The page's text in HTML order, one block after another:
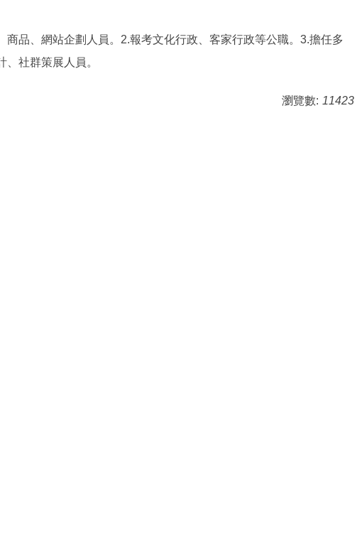
商品、網站企劃人員。2.報考文化行政、客家行政等公職。3.擔任多
社群策展人員。
瀏覽數: 11423